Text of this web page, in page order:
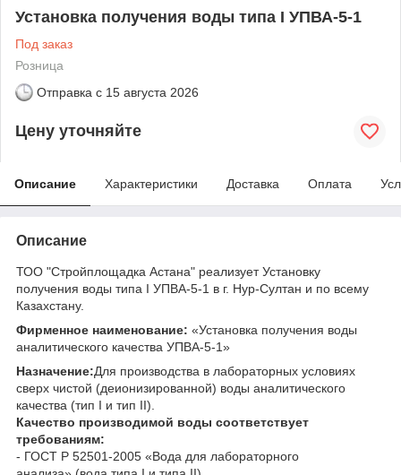
Установка получения воды типа I УПВА-5-1
Под заказ
Розница
Отправка с 15 августа 2026
Цену уточняйте
Описание Характеристики Доставка Оплата
Описание
ТОО "Стройплощадка Астана" реализует Установку
получения воды типа I УПВА-5-1 в г. Нур-Султан и по всему
Казахстану.
Фирменное наименование: «Установка получения воды
аналитического качества УПВА-5-1»
Назначение:Для производства в лабораторных условиях
сверх чистой (деионизированной) воды аналитического
качества (тип I и тип II).
Качество производимой воды соответствует
требованиям:
- ГОСТ Р 52501-2005 «Вода для лабораторного